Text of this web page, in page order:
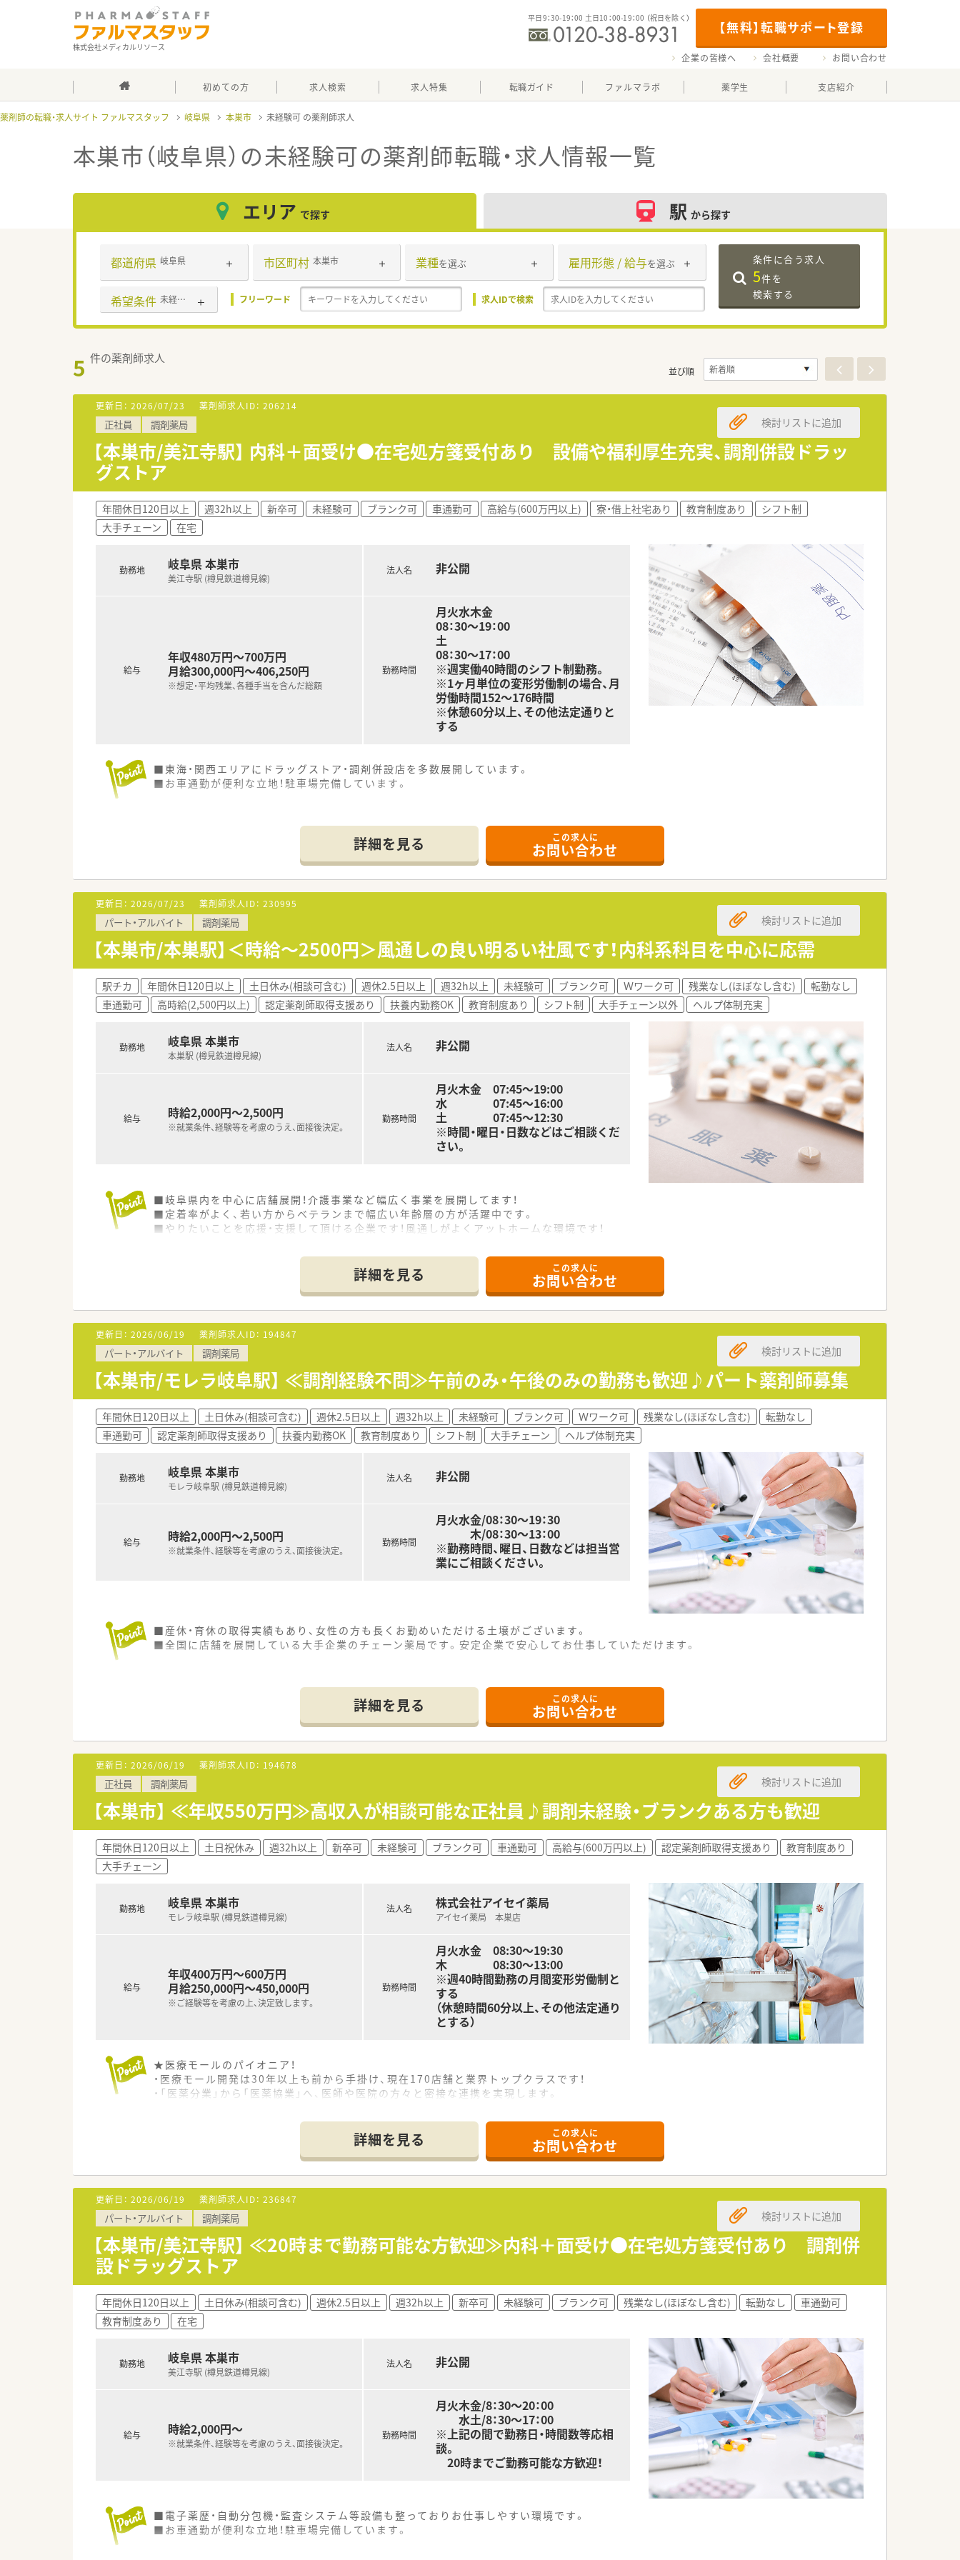
株式会社メディカルリソース
【無料】転職サポート登録
平日9：30-19：00 土日10：00-19：00 （祝日を除く）
企業の皆様へ 会社概要 お問い合わせ
初めての方 求人検索 求人特集 転職ガイド ファルマラボ 薬学生 支店紹介
薬剤師の転職・求人サイト ファルマスタッフ 岐阜県 本巣市 未経験可
本巣市（岐阜県）の未経験可の薬剤師転職・求人情報一覧
エリア で探す 駅 から探す
都道府県 岐阜県 市区町村 本巣市 業種を選ぶ 雇用形態 / 給与を選ぶ
希望条件 未経験可 フリーワード 求人IDで検索
条件に合う求人
5件を
検索する
5 件の薬剤師求人
並び順
更新日： 2026/07/23 薬剤師求人ID： 206214
正社員 調剤薬局
【本巣市/美江寺駅】 内科＋面受け●在宅処方箋受付あり 設備や福利厚生充実、調剤併設ドラッ
グストア
検討リストに追加
年間休日120日以上 週32h以上 新卒可 未経験可 ブランク可 車通勤可 高給与(600万円以上) 寮・借上社宅あり 教育制度あり
シフト制
大手チェーン
在宅
勤務地 岐阜県 本巣市
美江寺駅 (樽見鉄道樽見線)
給与
年収480万円～700万円
月給300,000円～406,250円
※想定・平均残業、各種手当を含んだ総額
法人名 非公開
勤務時間
月火水木金
08：30～19：00
土
08：30～17：00
※週実働40時間のシフト制勤務。
※1ヶ月単位の変形労働制の場合、月
労働時間152～176時間
※休憩60分以上、その他法定通りと
する
■東海・関西エリアにドラッグストア・調剤併設店を多数展開しています。
■お車通勤が便利な立地！駐車場完備しています。
詳細を見る この求人に
お問い合わせ
更新日： 2026/07/23 薬剤師求人ID： 230995
パート・アルバイト 調剤薬局
【本巣市/本巣駅】＜時給～2500円＞風通しの良い明るい社風です！内科系科目を中心に応需
検討リストに追加
駅チカ 年間休日120日以上 土日休み(相談可含む) 週休2.5日以上 週32h以上 未経験可 ブランク可 Ｗワーク可 残業なし(ほぼなし含む)
転勤なし
車通勤可
高時給(2,500円以上) 認定薬剤師取得支援あり 扶養内勤務OK 教育制度あり シフト制 大手チェーン以外 ヘルプ体制充実
勤務地 岐阜県 本巣市
本巣駅 (樽見鉄道樽見線)
給与 時給2,000円～2,500円
※就業条件、経験等を考慮のうえ、面接後決定。
法人名 非公開
勤務時間
月火木金 07:45～19:00
水 07:45～16:00
土 07:45～12:30
※時間・曜日・日数などはご相談くだ
さい。
■岐阜県内を中心に店舗展開！介護事業など幅広く事業を展開してます！
■定着率がよく、若い方からベテランまで幅広い年齢層の方が活躍中です。
■やりたいことを応援・支援して頂ける企業です！風通しがよくアットホームな環境です！
詳細を見る この求人に
お問い合わせ
更新日： 2026/06/19 薬剤師求人ID： 194847
パート・アルバイト 調剤薬局
【本巣市/モレラ岐阜駅】 ≪調剤経験不問≫午前のみ・午後のみの勤務も歓迎♪パート薬剤師募集
検討リストに追加
年間休日120日以上 土日休み(相談可含む) 週休2.5日以上 週32h以上 未経験可 ブランク可 Ｗワーク可 残業なし(ほぼなし含む)
転勤なし
車通勤可
認定薬剤師取得支援あり 扶養内勤務OK 教育制度あり シフト制 大手チェーン ヘルプ体制充実
勤務地 岐阜県 本巣市
モレラ岐阜駅 (樽見鉄道樽見線)
給与 時給2,000円～2,500円
※就業条件、経験等を考慮のうえ、面接後決定。
法人名 非公開
勤務時間
月火水金/08：30～19：30
木/08：30～13：00
※勤務時間、曜日、日数などは担当営
業にご相談ください。
■産休・育休の取得実績もあり、女性の方も長くお勤めいただける土壌がございます。
■全国に店舗を展開している大手企業のチェーン薬局です。安定企業で安心してお仕事していただけます。
詳細を見る この求人に
お問い合わせ
更新日： 2026/06/19 薬剤師求人ID： 194678
正社員 調剤薬局
【本巣市】 ≪年収550万円≫高収入が相談可能な正社員♪調剤未経験・ブランクある方も歓迎
検討リストに追加
年間休日120日以上 土日祝休み 週32h以上 新卒可 未経験可 ブランク可 車通勤可 高給与(600万円以上) 認定薬剤師取得支援あり
教育制度あり
大手チェーン
勤務地 岐阜県 本巣市
モレラ岐阜駅 (樽見鉄道樽見線)
給与
年収400万円～600万円
月給250,000円～450,000円
※ご経験等を考慮の上、決定致します。
法人名 株式会社アイセイ薬局
アイセイ薬局 本巣店
勤務時間
月火水金 08:30～19:30
木 08:30～13:00
※週40時間勤務の月間変形労働制と
する
（休憩時間60分以上、その他法定通り
とする）
★医療モールのパイオニア！
・医療モール開発は30年以上も前から手掛け、現在170店舗と業界トップクラスです！
・「医薬分業」から「医薬協業」へ、医師や医院の方々と密接な連携を実現します。
・合同勉強会を開催するなど、二人三脚で患者さまの治療に向き合っています。
・こどもクリニック＆こども薬局などの職場体験や地域活動も積極的に行っています。
★大手ならではの多彩なキャリアパス！
・社内公募制度や年に1回の自己申告制度があるので、キャリアアップに挑戦できます。
・店舗での業務経験を活かし、マネージャーや支店長、採用・教育などの人事業務、
医療モール開発といった新規開発に携わるなど、活躍できる場が沢山あります。
・薬剤師のスペシャリストとして、在宅医療や漢方といった専門分野を極める道もあります。
・独立支援制度もありますので、5年目以上になると、独立という新たな道も開けます。
★働きやすさは抜群です！
・ノルマなども無くノビノビと成長する環境を意識しているため、非常に働きやすい社風です。
・入社の決め手は「薬局の雰囲気がとても良かった」という意見を多くいただいております。
・働きやすい社風の証として、医療業界では高水準の人材定着率「97％」と非常に高いです。
・月平均の所定労働時間は161時間と少なく、残業も全社平均11時間程と無理なく働けます。
★充実した福利厚生でしっかりとサポート！
・社長自身も産休育休を取得して復帰、女性が長く働き続けられる企業を目指しています。
・有休は、みんなで助け合い取得するという社風なので取得率は80%以上と高い水準です。
・会社負担のeラーニング研修も豊富にあり、薬剤師や社会人としての知識を身に付けれます。
詳細を見る この求人に
お問い合わせ
更新日： 2026/06/19 薬剤師求人ID： 236847
パート・アルバイト 調剤薬局
【本巣市/美江寺駅】 ≪20時まで勤務可能な方歓迎≫内科＋面受け●在宅処方箋受付あり 調剤併
設ドラッグストア
検討リストに追加
年間休日120日以上 土日休み(相談可含む) 週休2.5日以上 週32h以上 新卒可 未経験可 ブランク可 残業なし(ほぼなし含む) 転勤なし
車通勤可
教育制度あり
在宅
勤務地 岐阜県 本巣市
美江寺駅 (樽見鉄道樽見線)
給与 時給2,000円～
※就業条件、経験等を考慮のうえ、面接後決定。
法人名 非公開
勤務時間
月火木金/8：30～20：00
水土/8：30～17：00
※上記の間で勤務日・時間数等応相
談。
20時までご勤務可能な方歓迎！
■電子薬歴・自動分包機・監査システム等設備も整っておりお仕事しやすい環境です。
■お車通勤が便利な立地！駐車場完備しています。